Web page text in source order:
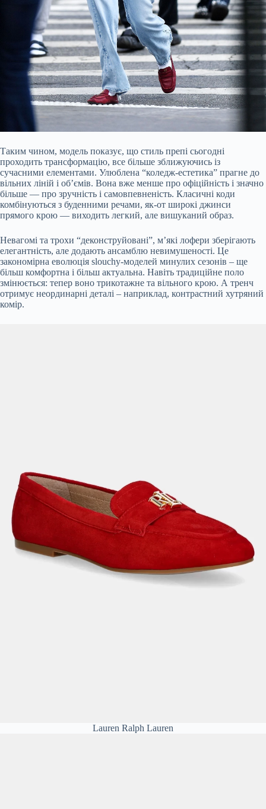
Таким чином, модель показує, що стиль препі сьогодні
проходить трансформацію, все більше зближуючись із
сучасними елементами. Улюблена “коледж-естетика” прагне до
вільних ліній і об’ємів. Вона вже менше про офіційність і значно
більше — про зручність і самовпевненість. Класичні коди
комбінуються з буденними речами, як-от широкі джинси
прямого крою — виходить легкий, але вишуканий образ.
Невагомі та трохи “деконструйовані”, м’які лофери зберігають
елегантність, але додають ансамблю невимушеності. Це
закономірна еволюція slouchy-моделей минулих сезонів – ще
більш комфортна і більш актуальна. Навіть традиційне поло
змінюється: тепер воно трикотажне та вільного крою. А тренч
отримує неординарні деталі – наприклад, контрастний хутряний
комір.
Lauren Ralph Lauren